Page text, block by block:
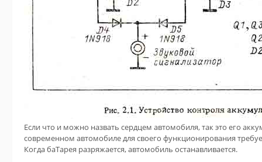
Если что и можно назвать сердцем автомобиля, так это его
современном автомобиле для своего функционирования
Когда баТарея разряжается, автомобиль останавливается.